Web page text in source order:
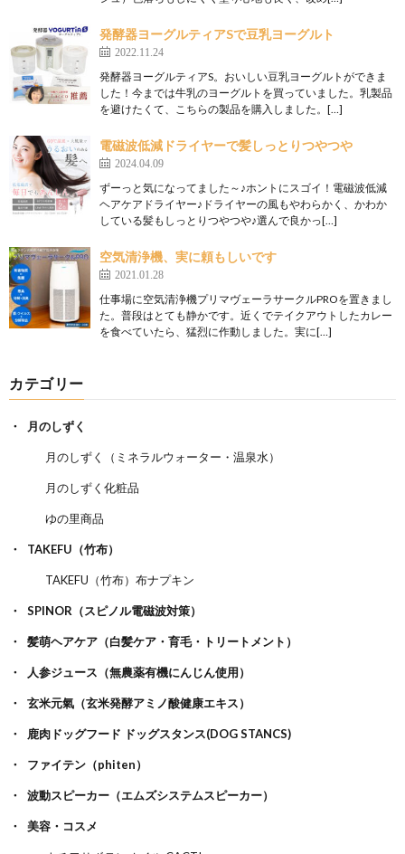
発酵器ヨーグルティアSで豆乳ヨーグルト
2022.11.24
発酵器ヨーグルティアS。おいしい豆乳ヨーグルトができま
した！今までは牛乳のヨーグルトを買っていました。乳製品
を避けたくて、こちらの製品を購入しました。[…]
電磁波低減ドライヤーで髪しっとりつやつや
2024.04.09
ずーっと気になってました～♪ホントにスゴイ！電磁波低減
ヘアケアドライヤー♪ドライヤーの風もやわらかく、かわか
している髪もしっとりつやつや♪選んで良かっ[…]
空気清浄機、実に頼もしいです
2021.01.28
仕事場に空気清浄機プリマヴェーラサークルPROを置きまし
た。普段はとても静かです。近くでテイクアウトしたカレー
を食べていたら、猛烈に作動しました。実に[…]
カテゴリー
月のしずく
月のしずく（ミネラルウォーター・温泉水）
月のしずく化粧品
ゆの里商品
TAKEFU（竹布）
TAKEFU（竹布）布ナプキン
SPINOR（スピノル電磁波対策）
髪萌ヘアケア（白髪ケア・育毛・トリートメント）
人参ジュース（無農薬有機にんじん使用）
玄米元氣（玄米発酵アミノ酸健康エキス）
鹿肉ドッグフード ドッグスタンス(DOG STANCS)
ファイテン（phiten）
波動スピーカー（エムズシステムスピーカー）
美容・コスメ